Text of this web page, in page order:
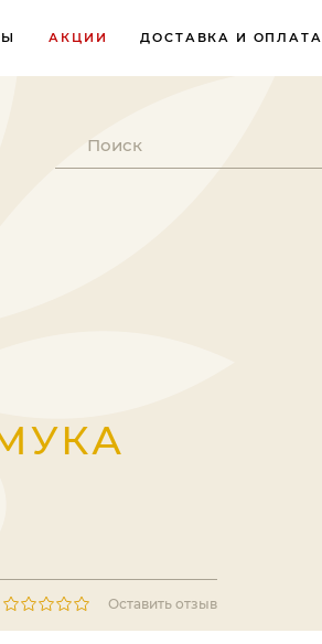
АКЦИИ ДОСТАВКА И ОПЛАТА
Оставить отзыв